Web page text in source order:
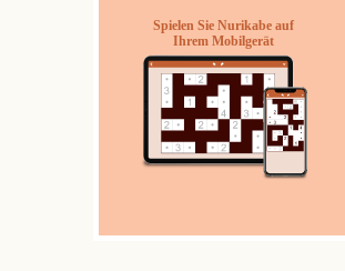
Spielen Sie Nurikabe auf
Ihrem Mobilgerät